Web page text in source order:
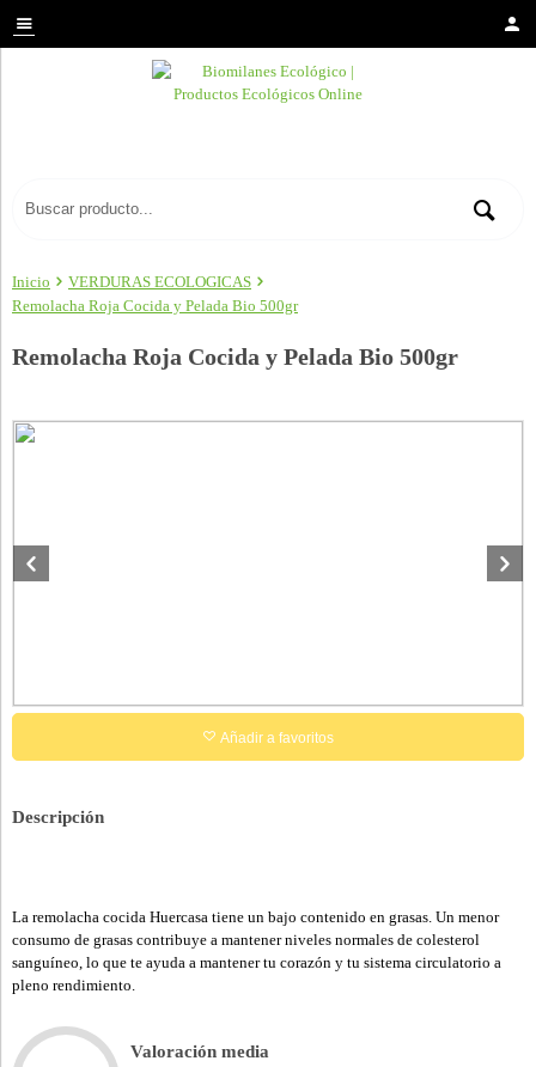
Inicio
VERDURAS ECOLOGICAS
Remolacha Roja Cocida y Pelada Bio 500gr
Remolacha Roja Cocida y Pelada Bio 500gr
Añadir a favoritos
Descripción
La remolacha cocida Huercasa tiene un bajo contenido en grasas. Un menor
consumo de grasas contribuye a mantener niveles normales de colesterol
sanguíneo, lo que te ayuda a mantener tu corazón y tu sistema circulatorio a
pleno rendimiento.
Valoración media